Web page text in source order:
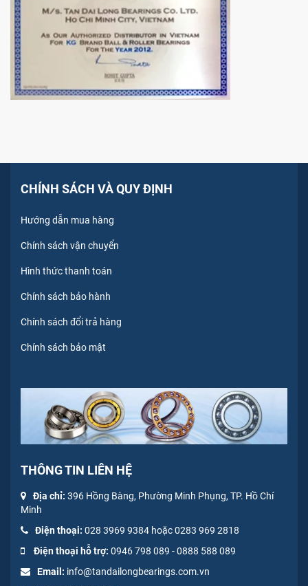
CHÍNH SÁCH VÀ QUY ĐỊNH
Hướng dẫn mua hàng
Chính sách vận chuyển
Hình thức thanh toán
Chính sách bảo hành
Chính sách đổi trả hàng
Chính sách bảo mật
THÔNG TIN LIÊN HỆ
Địa chỉ: 396 Hồng Bàng, Phường Minh Phụng, TP. Hồ Chí
Minh
Điện thoại: 028 3969 9384 hoặc 0283 969 2818
Điện thoại hỗ trợ: 0946 798 089 -0888 588 089
Email: info@tandailongbearings.com.vn